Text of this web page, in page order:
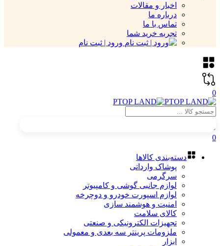
اخبار و مقالات
درباره ما
تماس با ما
تجربه خرید شما
ورود | ثبت نام
0
0
دسته‌بندی کالاها
پوشاک وارداتی
سرگرمی
لوازم جانبی گوشی و کامپیوتر
لوازم اسپورت خودرو و دوچرخه
امنیت و هوشمند سازی
کالای سلامت
تجهیزات الکترونیکی و صنعتی
ملزومات پرینتر سه بعدی و معمولی
ابزار